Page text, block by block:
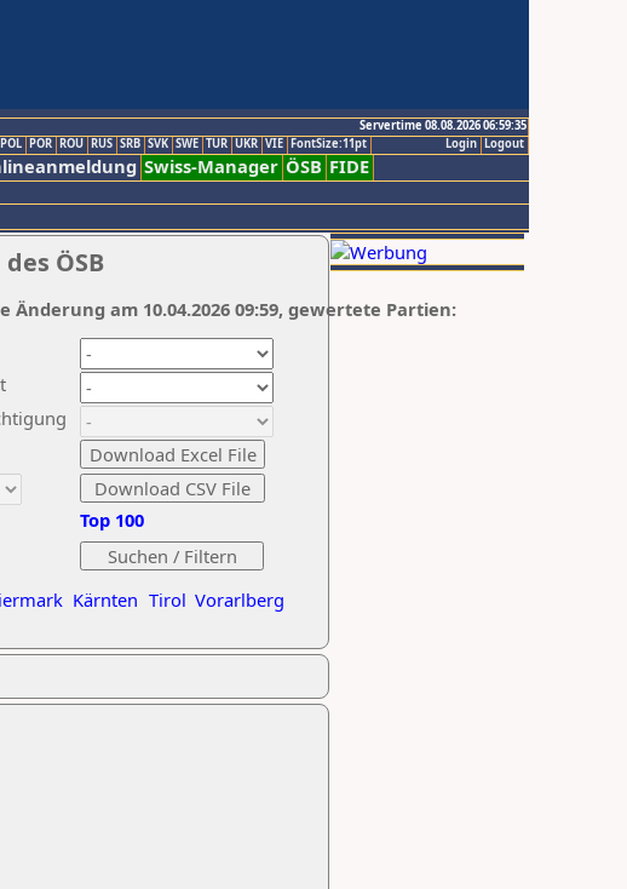
Servertime 08.08.2026 06:59:35
Logout
Login
POL POR ROU RUS SRB SVK SWE TUR UKR VIE FontSize:11pt
Swiss-Manager ÖSB FIDE
ÖSB
Kärnten Tirol Vorarlberg
Top 100
Änderung am 10.04.2026 09:59, gewertete Partien: